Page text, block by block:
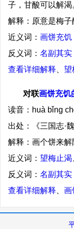
子，甘酸可以解渴
解释：原意是梅
近义词： 画饼充饥
反义词： 名副其实
查看详细解释
望
对联画饼充饥
读音：huà bǐng
出处：《三国志·
解释：画个饼来解
近义词： 望梅止渴
反义词： 名副其实
查看详细解释
画